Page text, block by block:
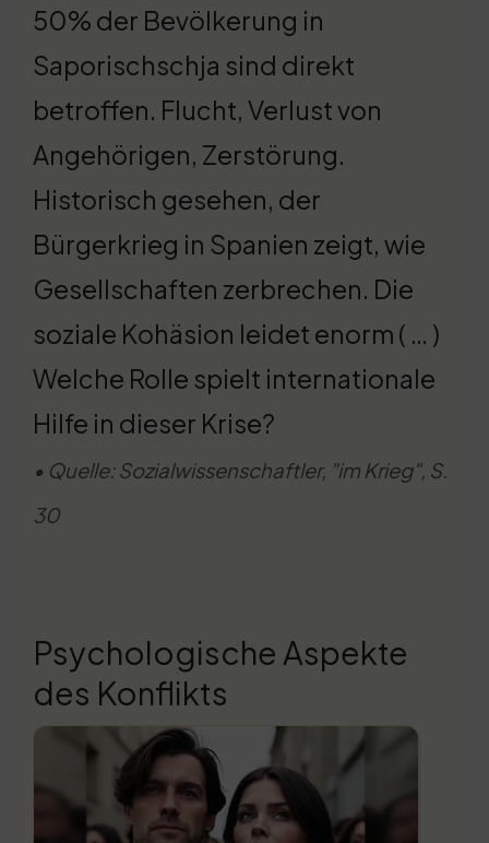
50% der Bevölkerung in
Saporischschja sind direkt
betroffen. Flucht, Verlust von
Angehörigen, Zerstörung.
Historisch gesehen, der
Bürgerkrieg in Spanien zeigt, wie
Gesellschaften zerbrechen. Die
soziale Kohäsion leidet enorm ( … )
Welche Rolle spielt internationale
Hilfe in dieser Krise?
• Quelle: Sozialwissenschaftler, "im Krieg", S.
30
Psychologische Aspekte
des Konflikts